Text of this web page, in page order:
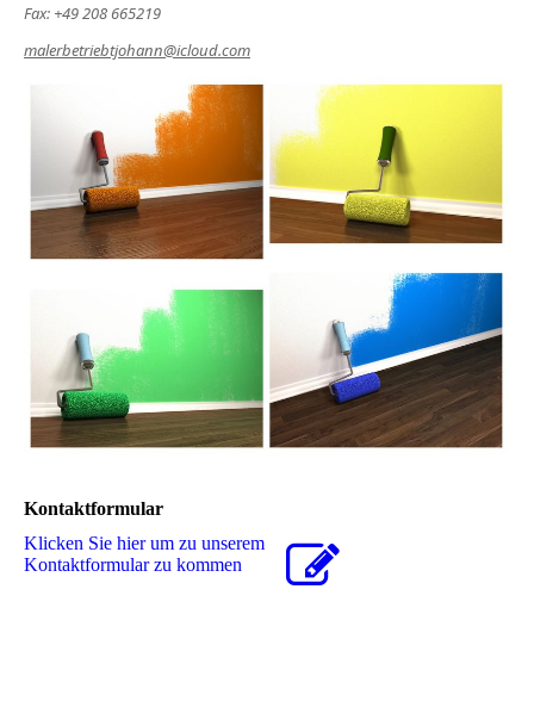
Fax: +49 208 665219
malerbetriebtjohann@icloud.com
Kontaktformular
Klicken Sie hier um zu unserem
Kon­takt­for­mu­lar zu kommen